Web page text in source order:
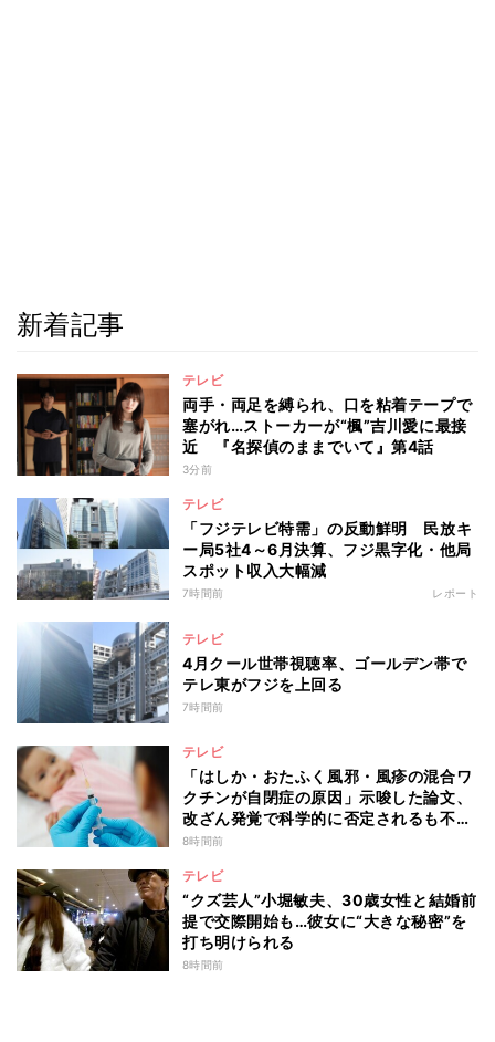
新着記事
テレビ
両手・両足を縛られ、口を粘着テープで
塞がれ…ストーカーが“楓”吉川愛に最接
近 『名探偵のままでいて』第4話
3分前
テレビ
「フジテレビ特需」の反動鮮明 民放キ
ー局5社4～6月決算、フジ黒字化・他局
スポット収入大幅減
7時間前 レポート
テレビ
4月クール世帯視聴率、ゴールデン帯で
テレ東がフジを上回る
7時間前
テレビ
「はしか・おたふく風邪・風疹の混合ワ
クチンが自閉症の原因」示唆した論文、
改ざん発覚で科学的に否定されるも不安
消えず…科学者たちの反証はなぜ届かな
8時間前
テレビ
“クズ芸人”小堀敏夫、30歳女性と結婚前
提で交際開始も…彼女に“大きな秘密”を
打ち明けられる
8時間前